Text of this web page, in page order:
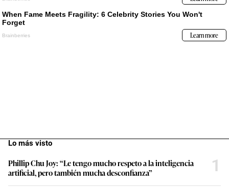
Lo más visto
Phillip Chu Joy: “Le tengo mucho respeto a la inteligencia
artificial, pero también mucha desconfianza”
1